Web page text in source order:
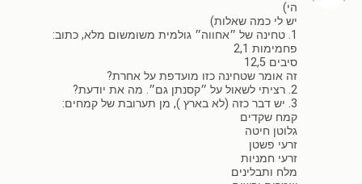
הי)
יש לי כמה שאלות)
1. טחינה של ״אחווה״ גולמית משומשום מלא, כתוב:
פחמימות 2,1
סיבים 12,5
זה אומר שטחינה כזו מועדפת על אחרת?
2. רציתי לשאול על ״קסנתן גם״. מה את יודעת?
3. יש דבר כזה (לא בארץ ), מן תערובת של קמחים:
קמח שקדים
גלוטן חיטה
זרעי פשטן
זרעי חמניות
מלח ותבלינים